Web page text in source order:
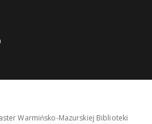
Warmińsko-Mazurskiej Biblioteki